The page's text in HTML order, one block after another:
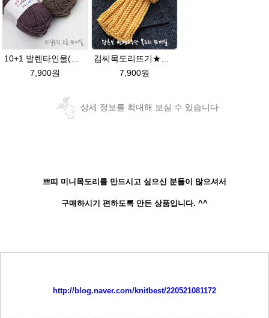
7,900원
7,900원
상세 정보를 확대해 보실 수 있습니다
쁘띠 미니목도리를 만드시고 싶으신 분들이 많으셔서
구매하시기 편하도록 만든 상품입니다. ^^
http://blog.naver.com/knitbest/220521081172